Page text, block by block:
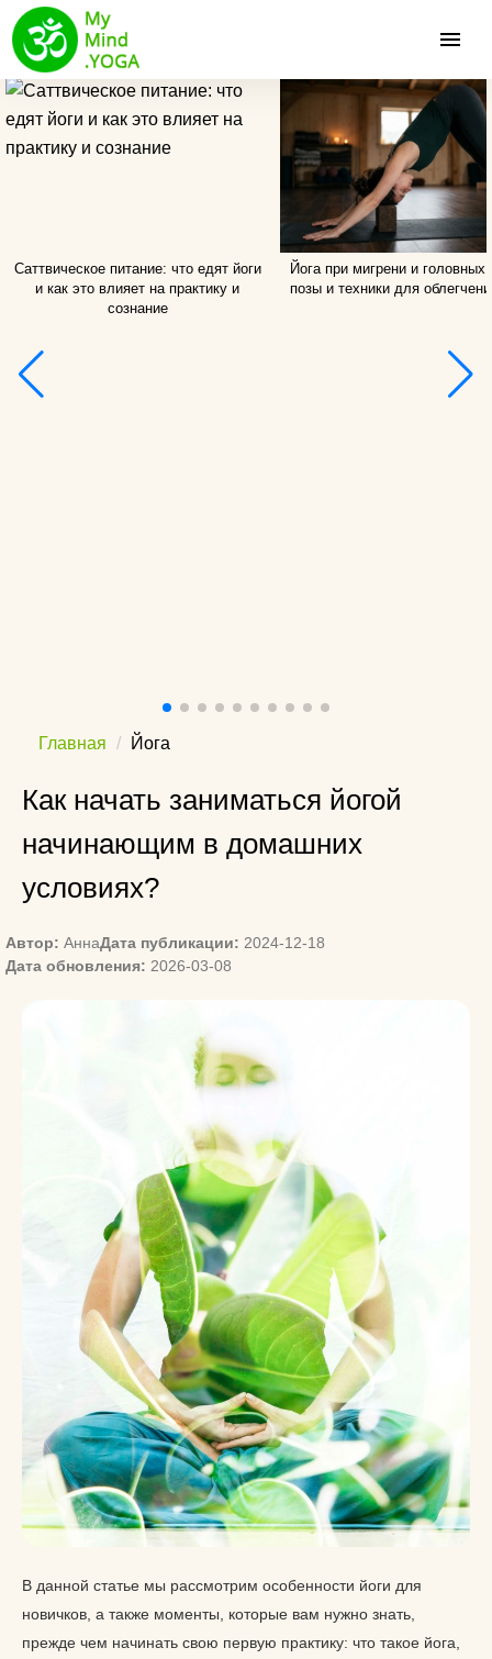
Саттвическое питание: что едят йоги
и как это влияет на практику и
сознание
Йога при мигрени и головных
позы и техники для
Главная Йога
Как начать заниматься йогой
начинающим в домашних
условиях?
Автор: АннаДата публикации: 2024-12-18
Дата обновления: 2026-03-08
В данной статье мы рассмотрим особенности йоги для
новичков, а также моменты, которые вам нужно знать,
прежде чем начинать свою первую практику: что такое йога,